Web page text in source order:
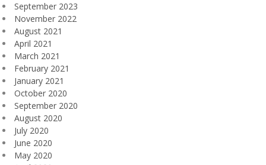
September 2023
November 2022
August 2021
April 2021
March 2021
February 2021
January 2021
October 2020
September 2020
August 2020
July 2020
June 2020
May 2020